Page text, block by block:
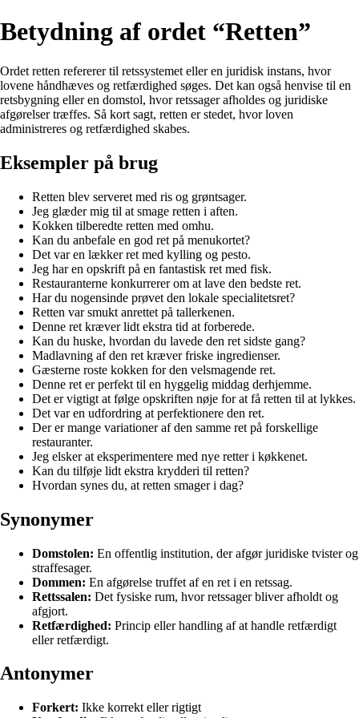
Betydning af ordet “Retten”
Ordet retten refererer til retssystemet eller en juridisk instans, hvor
lovene håndhæves og retfærdighed søges. Det kan også henvise til en
retsbygning eller en domstol, hvor retssager afholdes og juridiske
afgørelser træffes. Så kort sagt, retten er stedet, hvor loven
administreres og retfærdighed skabes.
Eksempler på brug
Retten blev serveret med ris og grøntsager.
Jeg glæder mig til at smage retten i aften.
Kokken tilberedte retten med omhu.
Kan du anbefale en god ret på menukortet?
Det var en lækker ret med kylling og pesto.
Jeg har en opskrift på en fantastisk ret med fisk.
Restauranterne konkurrerer om at lave den bedste ret.
Har du nogensinde prøvet den lokale specialitetsret?
Retten var smukt anrettet på tallerkenen.
Denne ret kræver lidt ekstra tid at forberede.
Kan du huske, hvordan du lavede den ret sidste gang?
Madlavning af den ret kræver friske ingredienser.
Gæsterne roste kokken for den velsmagende ret.
Denne ret er perfekt til en hyggelig middag derhjemme.
Det er vigtigt at følge opskriften nøje for at få retten til at lykkes.
Det var en udfordring at perfektionere den ret.
Der er mange variationer af den samme ret på forskellige
restauranter.
Jeg elsker at eksperimentere med nye retter i køkkenet.
Kan du tilføje lidt ekstra krydderi til retten?
Hvordan synes du, at retten smager i dag?
Synonymer
Domstolen: En offentlig institution, der afgør juridiske tvister og
straffesager.
Dommen: En afgørelse truffet af en ret i en retssag.
Rettssalen: Det fysiske rum, hvor retssager bliver afholdt og
afgjort.
Retfærdighed: Princip eller handling af at handle retfærdigt
eller retfærdigt.
Antonymer
Forkert: Ikke korrekt eller rigtigt